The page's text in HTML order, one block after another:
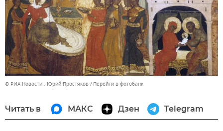
© РИА Новости . Юрий Простяков Перейти в фотобанк
Читать в МАКС Дзен Telegram